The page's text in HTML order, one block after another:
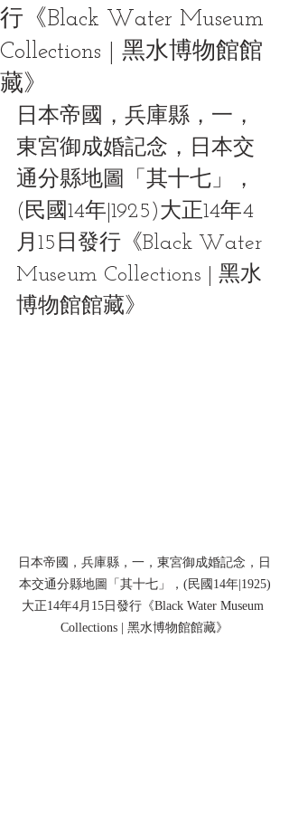
行《Black Water Museum
Collections | 黑水博物館館
藏》
日本帝國，兵庫縣，一，
東宮御成婚記念，日本交
通分縣地圖「其十七」，
(民國14年|1925)大正14年4
月15日發行《Black Water
Museum Collections | 黑水
博物館館藏》
日本帝國，兵庫縣，一，東宮御成婚記念，日
本交通分縣地圖「其十七」，(民國14年|1925)
大正14年4月15日發行《Black Water Museum
Collections | 黑水博物館館藏》